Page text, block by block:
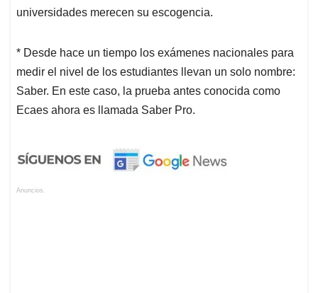
universidades merecen su escogencia.
* Desde hace un tiempo los exámenes nacionales para
medir el nivel de los estudiantes llevan un solo nombre:
Saber. En este caso, la prueba antes conocida como
Ecaes ahora es llamada Saber Pro.
Anuncios.